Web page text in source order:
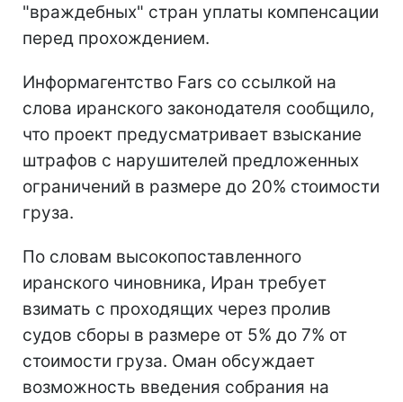
"враждебных" стран уплаты компенсации
перед прохождением.
Информагентство Fars со ссылкой на
слова иранского законодателя сообщило,
что проект предусматривает взыскание
штрафов с нарушителей предложенных
ограничений в размере до 20% стоимости
груза.
По словам высокопоставленного
иранского чиновника, Иран требует
взимать с проходящих через пролив
судов сборы в размере от 5% до 7% от
стоимости груза. Оман обсуждает
возможность введения собрания на